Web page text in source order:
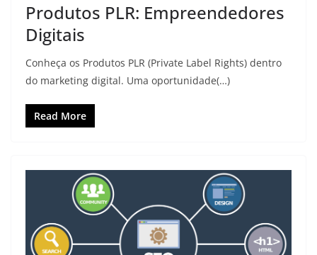
Produtos PLR: Empreendedores
Digitais
Conheça os Produtos PLR (Private Label Rights) dentro
do marketing digital. Uma oportunidade(…)
Read More